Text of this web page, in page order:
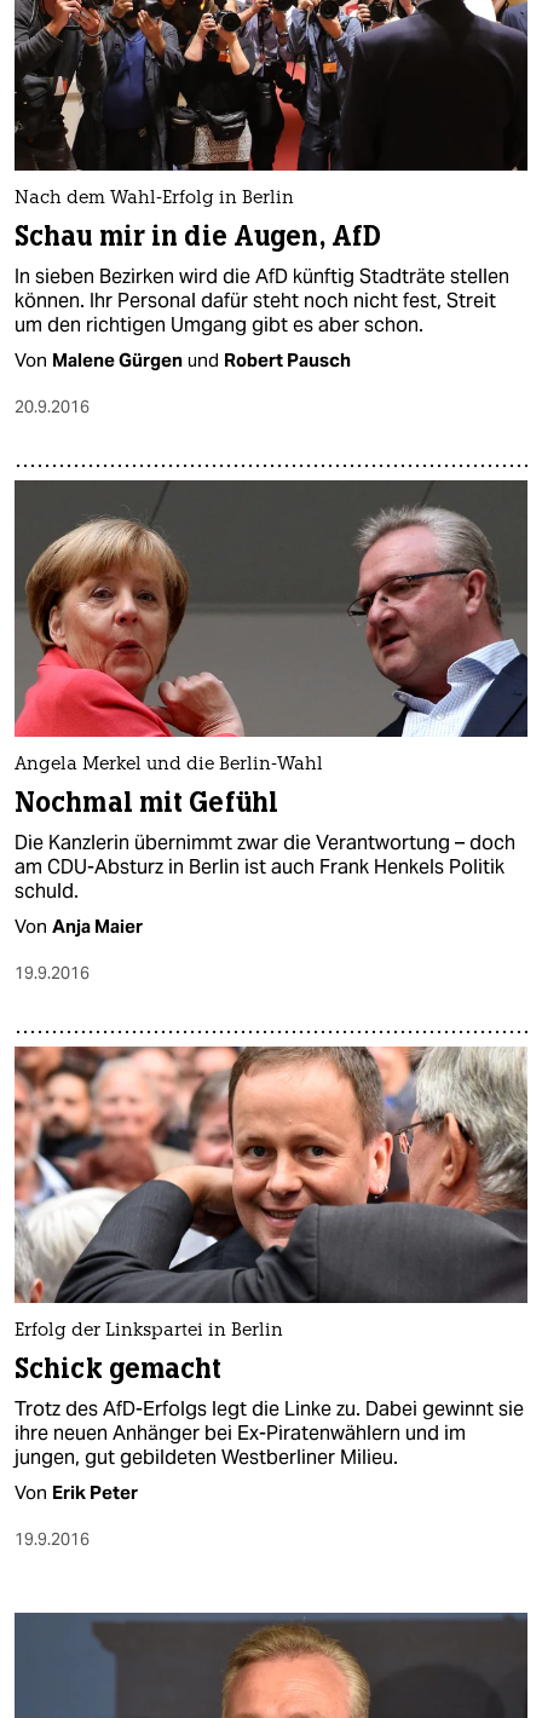
Nach dem Wahl-Erfolg in Berlin
Schau mir in die Augen, AfD
In sieben Bezirken wird die AfD künftig Stadträte stellen
können. Ihr Personal dafür steht noch nicht fest, Streit
um den richtigen Umgang gibt es aber schon.
Von Malene Gürgen und Robert Pausch
20.9.2016
Angela Merkel und die Berlin-Wahl
Nochmal mit Gefühl
Die Kanzlerin übernimmt zwar die Verantwortung – doch
am CDU-Absturz in Berlin ist auch Frank Henkels Politik
schuld.
Von Anja Maier
19.9.2016
Erfolg der Linkspartei in Berlin
Schick gemacht
Trotz des AfD-Erfolgs legt die Linke zu. Dabei gewinnt sie
ihre neuen Anhänger bei Ex-Piratenwählern und im
jungen, gut gebildeten Westberliner Milieu.
Von Erik Peter
19.9.2016